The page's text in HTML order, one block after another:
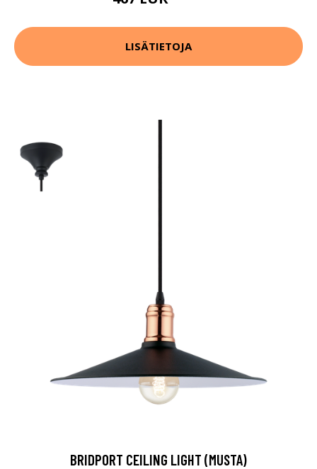
LISÄTIETOJA
BRIDPORT CEILING LIGHT (MUSTA)